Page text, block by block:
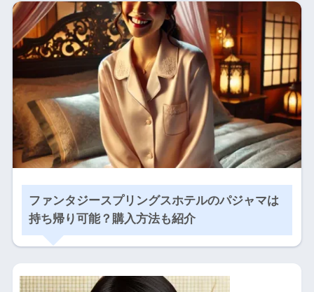
ファンタジースプリングスホテルのパジャマは
持ち帰り可能？購入方法も紹介